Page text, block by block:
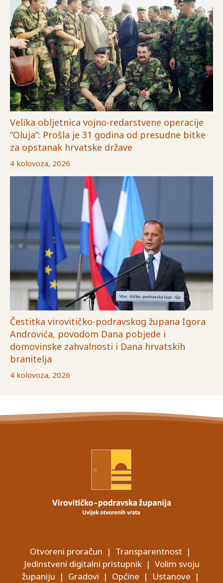
Velika obljetnica vojno-redarstvene operacije
“Oluja”: Prošla je 31 godina od presudne bitke
za opstanak hrvatske države
4 kolovoza, 2026
Čestitka virovitičko-podravskog župana Igora
Androvića, povodom Dana pobjede i
domovinske zahvalnosti i Dana hrvatskih
branitelja
4 kolovoza, 2026
Otvoreni proračun | Transparentnost |
Jedinstveni digitalni pristupnik| Volim svoju
županiju | Gradovi | Općine | Ustanove |